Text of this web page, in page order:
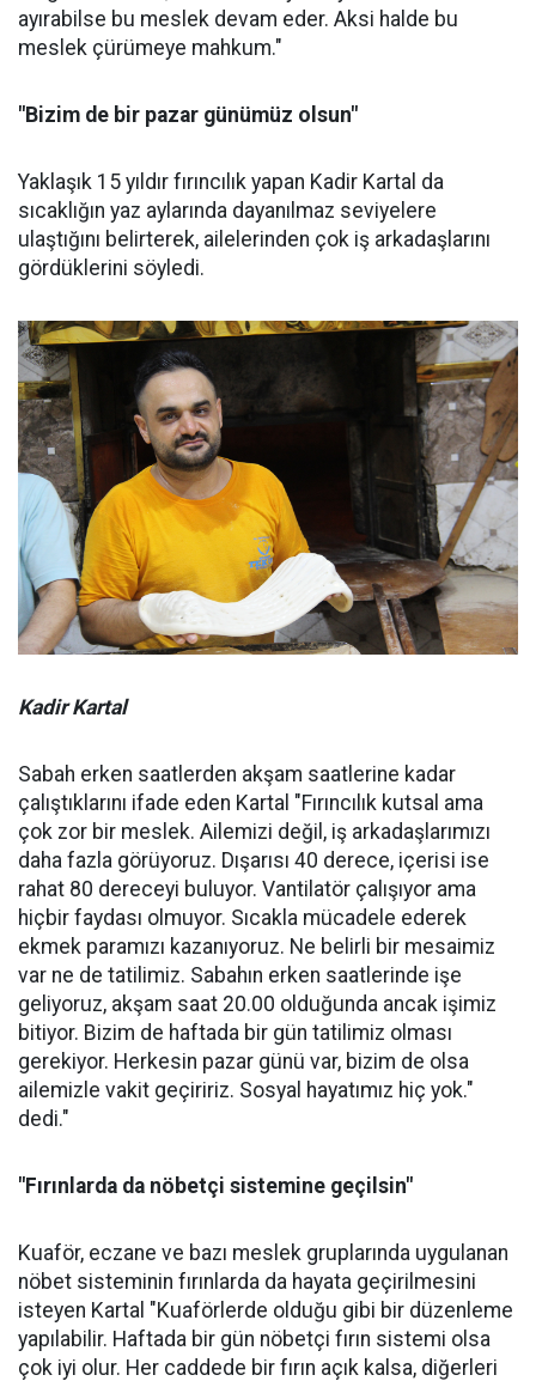
ayırabilse bu meslek devam eder. Aksi halde bu
meslek çürümeye mahkum."
"Bizim de bir pazar günümüz olsun"
Yaklaşık 15 yıldır fırıncılık yapan Kadir Kartal da
sıcaklığın yaz aylarında dayanılmaz seviyelere
ulaştığını belirterek, ailelerinden çok iş arkadaşlarını
gördüklerini söyledi.
Kadir Kartal
Sabah erken saatlerden akşam saatlerine kadar
çalıştıklarını ifade eden Kartal "Fırıncılık kutsal ama
çok zor bir meslek. Ailemizi değil, iş arkadaşlarımızı
daha fazla görüyoruz. Dışarısı 40 derece, içerisi ise
rahat 80 dereceyi buluyor. Vantilatör çalışıyor ama
hiçbir faydası olmuyor. Sıcakla mücadele ederek
ekmek paramızı kazanıyoruz. Ne belirli bir mesaimiz
var ne de tatilimiz. Sabahın erken saatlerinde işe
geliyoruz, akşam saat 20.00 olduğunda ancak işimiz
bitiyor. Bizim de haftada bir gün tatilimiz olması
gerekiyor. Herkesin pazar günü var, bizim de olsa
ailemizle vakit geçiririz. Sosyal hayatımız hiç yok."
dedi."
"Fırınlarda da nöbetçi sistemine geçilsin"
Kuaför, eczane ve bazı meslek gruplarında uygulanan
nöbet sisteminin fırınlarda da hayata geçirilmesini
isteyen Kartal "Kuaförlerde olduğu gibi bir düzenleme
yapılabilir. Haftada bir gün nöbetçi fırın sistemi olsa
çok iyi olur. Her caddede bir fırın açık kalsa, diğerleri